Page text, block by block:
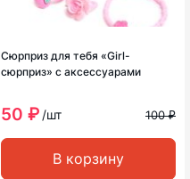
Сюрприз для тебя «Girl-
сюрприз» с аксессуарами
50 ₽ /шт 100 ₽
В корзину